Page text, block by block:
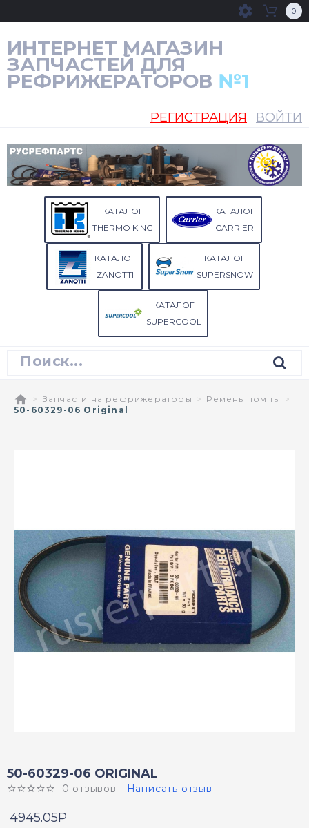
ИНТЕРНЕТ МАГАЗИН
ЗАПЧАСТЕЙ ДЛЯ
РЕФРИЖЕРАТОРОВ №1
0
РЕГИСТРАЦИЯ ВОЙТИ
КАТАЛОГ
THERMO KING
КАТАЛОГ
CARRIER
КАТАЛОГ
ZANOTTI
КАТАЛОГ
SUPERSNOW
КАТАЛОГ
SUPERCOOL
Запчасти на рефрижераторы
Ремень помпы
50-60329-06 Original
50-60329-06 ORIGINAL
0 отзывов Написать отзыв
4945.05P